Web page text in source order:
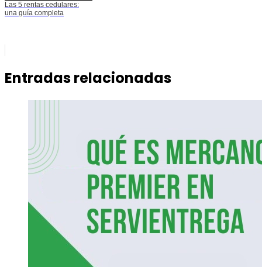
Las 5 rentas cedulares:
una guía completa
Entradas relacionadas